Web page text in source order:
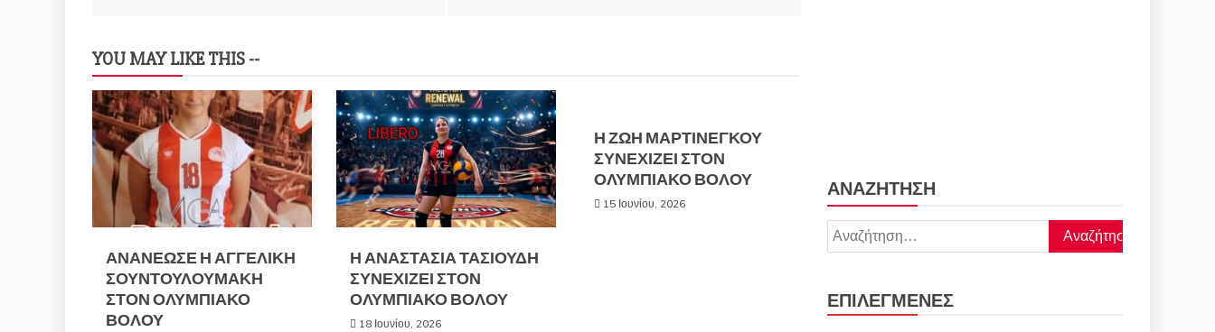
YOU MAY LIKE THIS --
ΑΝΑΝΕΩΣΕ Η ΑΓΓΕΛΙΚΗ
ΣΟΥΝΤΟΥΛΟΥΜΑΚΗ
ΣΤΟΝ ΟΛΥΜΠΙΑΚΟ
ΒΟΛΟΥ
Η ΑΝΑΣΤΑΣΙΑ ΤΑΣΙΟΥΔΗ
ΣΥΝΕΧΙΖΕΙ ΣΤΟΝ
ΟΛΥΜΠΙΑΚΟ ΒΟΛΟΥ
18 Ιουνίου, 2026
Η ΖΩΗ ΜΑΡΤΙΝΕΓΚΟΥ
ΣΥΝΕΧΙΖΕΙ ΣΤΟΝ
ΟΛΥΜΠΙΑΚΟ ΒΟΛΟΥ
15 Ιουνίου, 2026
ΑΝΑΖΉΤΗΣΗ
Αναζήτηση
για:
ΕΠΙΛΕΓΜΈΝΕΣ